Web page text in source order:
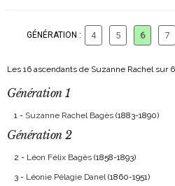
GÉNÉRATION : 4 5 6 7
Les 16 ascendants de Suzanne Rachel sur
Génération 1
1 - Suzanne Rachel Bagès (1883-1890)
Génération 2
2 - Léon Félix Bagès (1858-1893)
3 - Léonie Pélagie Danel(1860-1951)